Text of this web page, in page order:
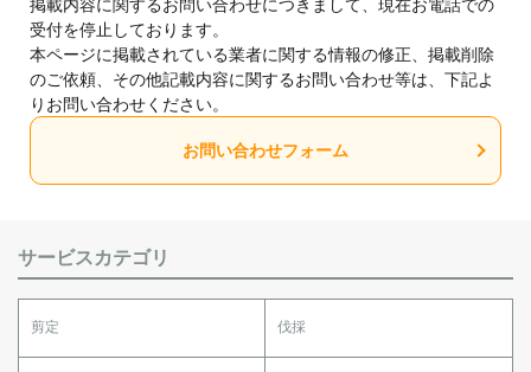
掲載内容に関するお問い合わせにつきまして、現在お電話での
受付を停止しております。
本ページに掲載されている業者に関する情報の修正、掲載削除
のご依頼、その他記載内容に関するお問い合わせ等は、下記よ
りお問い合わせください。
お問い合わせフォーム
サービスカテゴリ
剪定 伐採